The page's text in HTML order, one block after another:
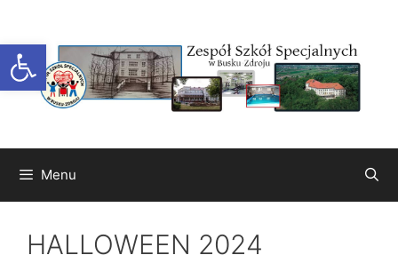
Otwórz pasek narzędzi
treści
Menu
HALLOWEEN 2024